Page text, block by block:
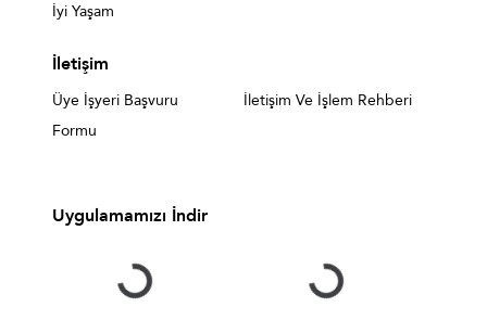
İyi Yaşam
İletişim
Üye İşyeri Başvuru
Formu
İletişim Ve İşlem Rehberi
Uygulamamızı İndir